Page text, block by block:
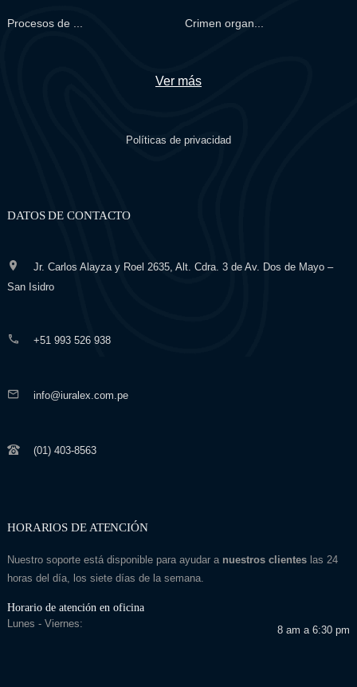
Procesos de ... Crimen organ...
Ver más
Políticas de privacidad
DATOS DE CONTACTO
Jr. Carlos Alayza y Roel 2635, Alt. Cdra. 3 de Av. Dos de Mayo –
San Isidro
+51 993 526 938
info@iuralex.com.pe
(01) 403-8563
HORARIOS DE ATENCIÓN
Nuestro soporte está disponible para ayudar a nuestros clienteslas 24
horas del día, los siete días de la semana.
Horario de atención en oficina
Lunes - Viernes:
8 am a 6:30 pm